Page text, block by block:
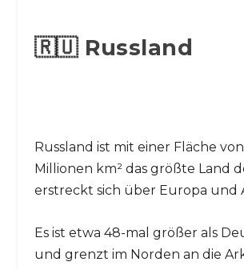
🇷🇺 Russland
Russland ist mit einer Fläche von
Millionen km² das größte Land
erstreckt sich über Europa und
Es ist etwa 48-mal größer als
und grenzt im Norden an die